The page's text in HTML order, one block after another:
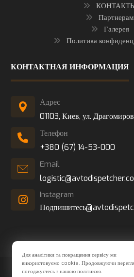
Партнерам
Галерея
Политика
КОНТАКТНАЯ ИНФОРМАЦИЯ
Адрес
01103, Киев, ул.
Телефон
+380 (67) 14-53-000
Email
Instagram
© Copyright 2026. All
Для аналітики та покращення сервісу ми
використовуємо cookie. Продовжуючи
погоджуєтесь з нашою політикою.